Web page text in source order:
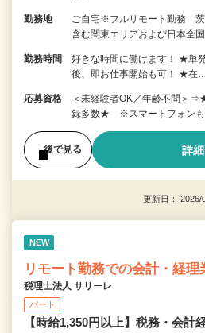
勤務地
ご自宅※フルリモート勤務 茨
含む関東エリアおよび日本全
勤務時間
好きな時間に働けます！ ★単
後、即お仕事開始も可！ ★在
応募資格
＜未経験者OK／年齢不問＞
録多数★ ※スマートフォンも
後で見る 詳
更新日：
NEW
リモート勤務での会計・経理
税理士法人 サリーレ
パート
【時給1,350円以上】税務・会計